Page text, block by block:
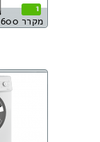
1
מקרר 600 ליטר